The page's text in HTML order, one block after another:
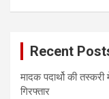
Recent
मादक पदार्थो की
गिरफ्तार